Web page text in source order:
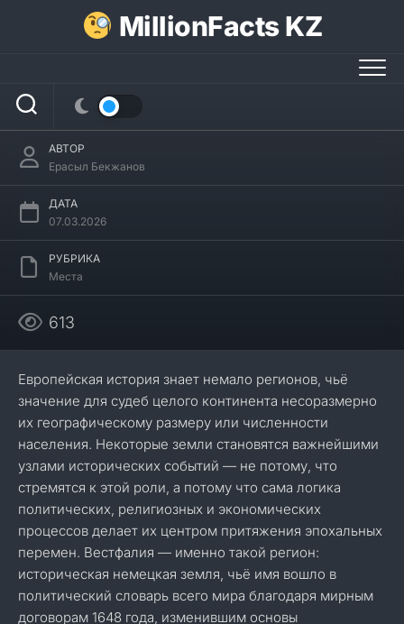
MillionFacts KZ
АВТОР
Ерасыл Бекжанов
ДАТА
07.03.2026
РУБРИКА
Места
613
Европейская история знает немало регионов, чьё
значение для судеб целого континента несоразмерно
их географическому размеру или численности
населения. Некоторые земли становятся важнейшими
узлами исторических событий — не потому, что
стремятся к этой роли, а потому что сама логика
политических, религиозных и экономических
процессов делает их центром притяжения эпохальных
перемен. Вестфалия — именно такой регион:
историческая немецкая земля, чьё имя вошло в
политический словарь всего мира благодаря мирным
договорам 1648 года, изменившим основы